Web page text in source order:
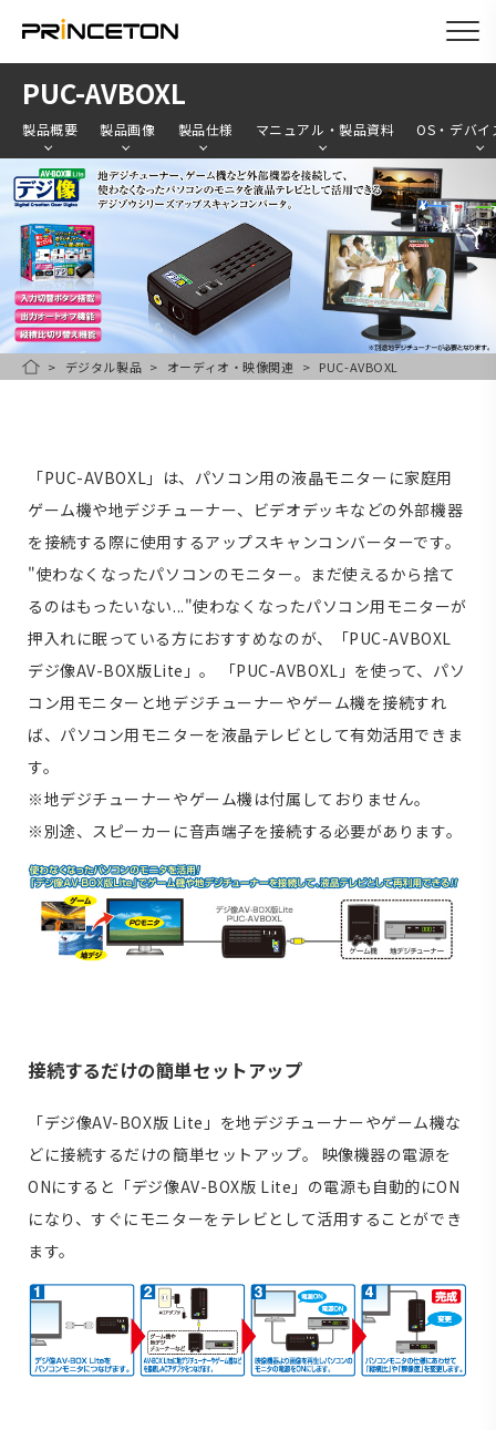
コ
ン
ツ
に
PUC-AVBOXL
製品概要 製品画像 製品仕様 マニュアル・製品資料 OS・デバイ
HOMEデジタル製品 オーディオ・映像関連 PUC-AVBOXL
「PUC-AVBOXL」は、パソコン用の液晶モニターに家庭用
ゲーム機や地デジチューナー、ビデオデッキなどの外部機器
を接続する際に使用するアップスキャンコンバーターです。
"使わなくなったパソコンのモニター。まだ使えるから捨て
るのはもったいない..."使わなくなったパソコン用モニターが
押入れに眠っている方におすすめなのが、「PUC-AVBOXL
デジ像AV-BOX版Lite」。 「PUC-AVBOXL」を使って、パソ
コン用モニターと地デジチューナーやゲーム機を接続すれ
ば、パソコン用モニターを液晶テレビとして有効活用できま
す。
※地デジチューナーやゲーム機は付属しておりません。
※別途、スピーカーに音声端子を接続する必要があります。
接続するだけの簡単セットアップ
「デジ像AV-BOX版 Lite」を地デジチューナーやゲーム機な
どに接続するだけの簡単セットアップ。 映像機器の電源を
ONにすると「デジ像AV-BOX版 Lite」の電源も自動的にON
になり、すぐにモニターをテレビとして活用することができ
ます。